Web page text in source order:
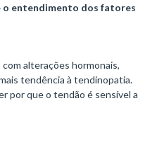
o entendimento dos fatores
alterações hormonais,
tendência à tendinopatia.
por que o tendão é sensível a